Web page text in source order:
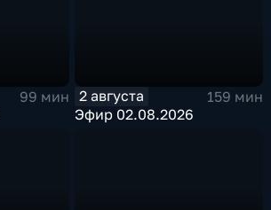
99 мин
2 августа
159 мин
Эфир 02.08.2026